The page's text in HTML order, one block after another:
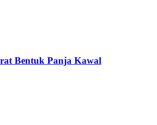
Bentuk Panja Kawal